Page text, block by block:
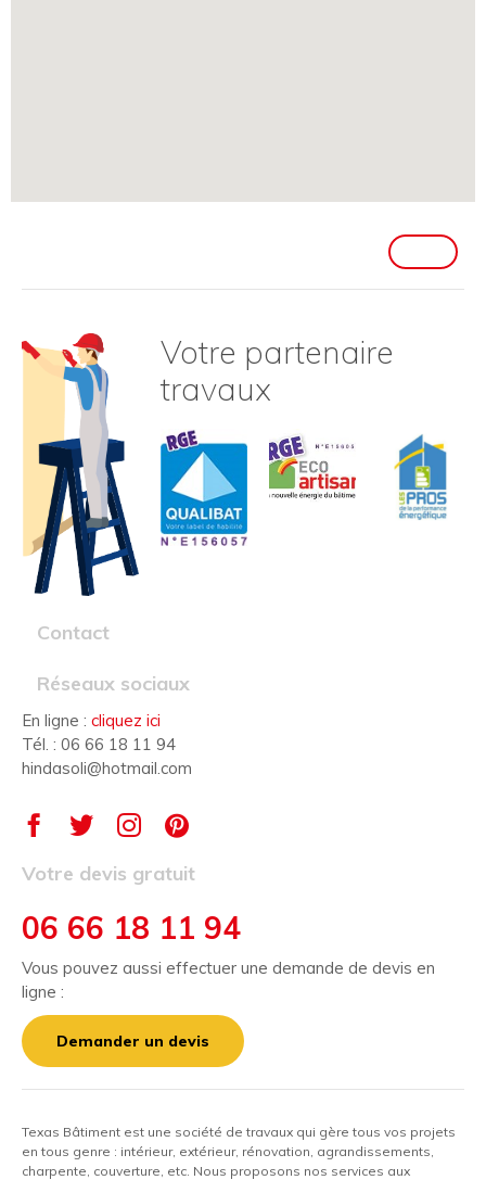
Votre partenaire
travaux
Contact
Réseaux sociaux
En ligne : cliquez ici
Tél. : 06 66 18 11 94
hindasoli@hotmail.com
Votre devis gratuit
06 66 18 11 94
Vous pouvez aussi effectuer une demande de devis en
ligne :
Demander un devis
Texas Bâtiment est une société de travaux qui gère tous vos projets
en tous genre : intérieur, extérieur, rénovation, agrandissements,
charpente, couverture, etc. Nous proposons nos services aux